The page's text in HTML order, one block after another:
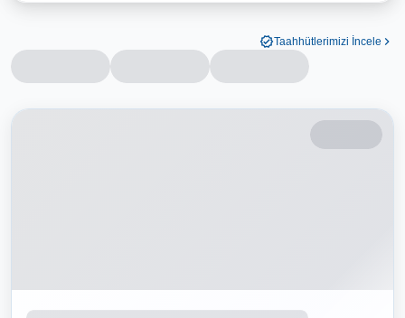
Taahhütlerimizi İncele